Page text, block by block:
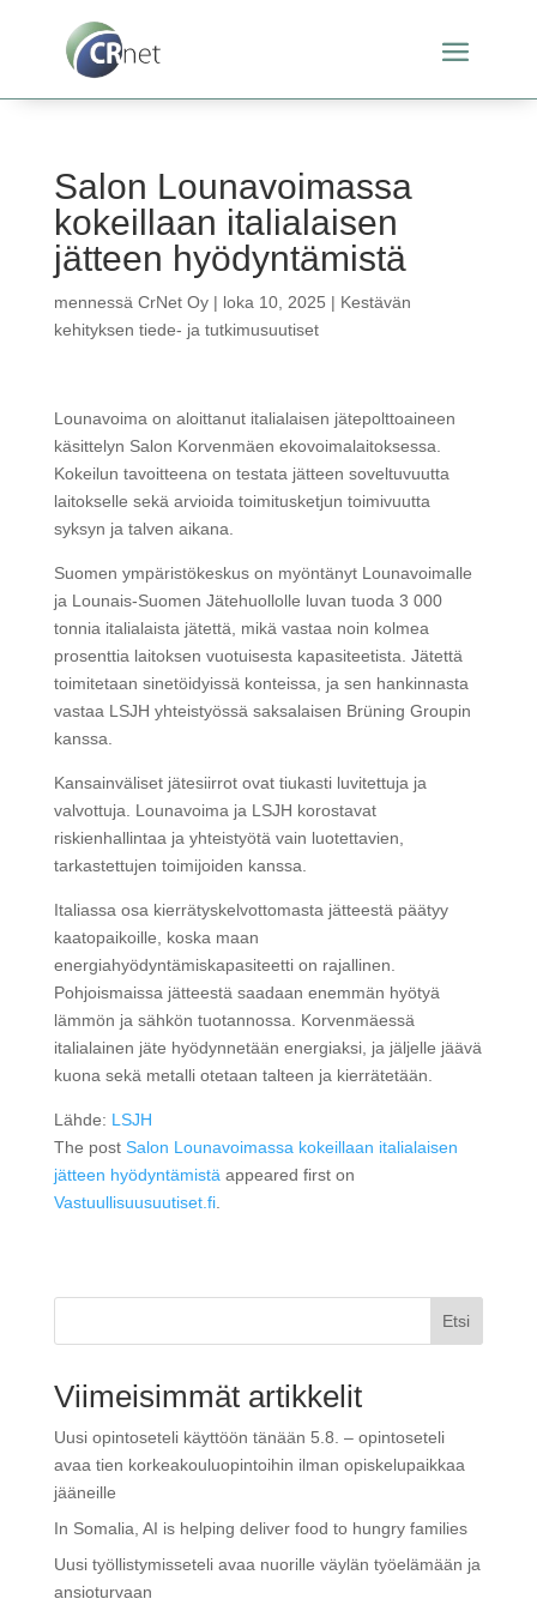
Salon Lounavoimassa
kokeillaan italialaisen
jätteen hyödyntämistä
mennessä CrNet Oy| loka 10, 2025 | Kestävän
kehityksen tiede- ja tutkimusuutiset
Lounavoima on aloittanut italialaisen jätepolttoaineen
käsittelyn Salon Korvenmäen ekovoimalaitoksessa.
Kokeilun tavoitteena on testata jätteen soveltuvuutta
laitokselle sekä arvioida toimitusketjun toimivuutta
syksyn ja talven aikana.
Suomen ympäristökeskus on myöntänyt Lounavoimalle
ja Lounais-Suomen Jätehuollolle luvan tuoda 3 000
tonnia italialaista jätettä, mikä vastaa noin kolmea
prosenttia laitoksen vuotuisesta kapasiteetista. Jätettä
toimitetaan sinetöidyissä konteissa, ja sen hankinnasta
vastaa LSJH yhteistyössä saksalaisen Brüning Groupin
kanssa.
Kansainväliset jätesiirrot ovat tiukasti luvitettuja ja
valvottuja. Lounavoima ja LSJH korostavat
riskienhallintaa ja yhteistyötä vain luotettavien,
tarkastettujen toimijoiden kanssa.
Italiassa osa kierrätyskelvottomasta jätteestä päätyy
kaatopaikoille, koska maan
energiahyödyntämiskapasiteetti on rajallinen.
Pohjoismaissa jätteestä saadaan enemmän hyötyä
lämmön ja sähkön tuotannossa. Korvenmäessä
italialainen jäte hyödynnetään energiaksi, ja jäljelle jäävä
kuona sekä metalli otetaan talteen ja kierrätetään.
Lähde: LSJH
The post Salon Lounavoimassa kokeillaan italialaisen
jätteen hyödyntämistäappeared first on
Vastuullisuusuutiset.fi.
Etsi
Viimeisimmät artikkelit
Uusi opintoseteli käyttöön tänään 5.8. – opintoseteli
avaa tien korkeakouluopintoihin ilman opiskelupaikkaa
jääneille
In Somalia, AI is helping deliver food to hungry families
Uusi työllistymisseteli avaa nuorille väylän työelämään ja
ansioturvaan